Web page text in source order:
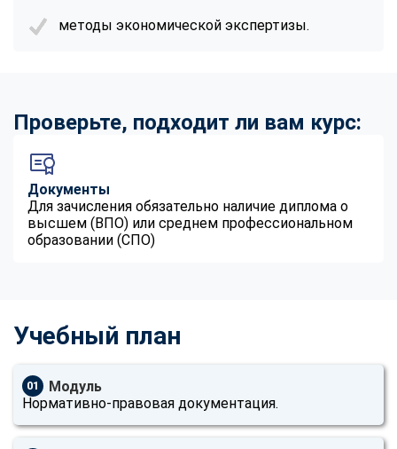
методы экономической экспертизы.
Проверьте, подходит ли вам курс:
Документы
Для зачисления обязательно наличие диплома о
высшем (ВПО) или среднем профессиональном
образовании (СПО)
Учебный план
01
Модуль
Нормативно-правовая документация.